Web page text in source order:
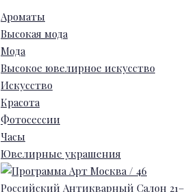
Ароматы
Высокая мода
Мода
Высокое ювелирное искусство
Искусство
Красота
Фотосессии
Часы
Ювелирные украшения